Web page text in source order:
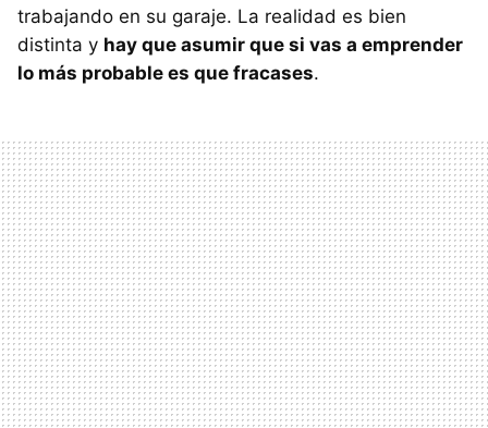
trabajando en su garaje. La realidad es bien
distinta y hay que asumir que si vas a emprender
lo más probable es que fracases.